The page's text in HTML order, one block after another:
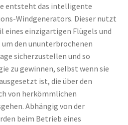
entsteht das intelligente
Windgenerators. Dieser nutzt
eines einzigartigen Flügels und
den ununterbrochenen
sicherzustellen und so
zu gewinnen, selbst wenn sie
ist, die über den
von herkömmlichen
Abhängig von der
beim Betrieb eines